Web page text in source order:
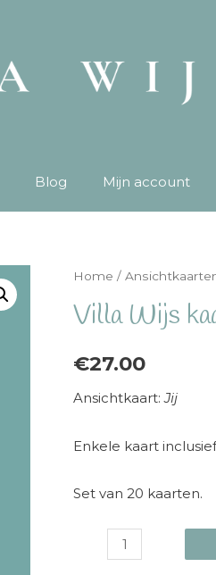
Blog Mijn account
Home /
Villa Wijs
€27.00
Ansichtkaart:Jij
Enkele kaart
Set van 20 kaarten.